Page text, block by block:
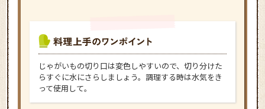
じゃがいもの切り口は変色しやすいので、切り分けた
らすぐに水にさらしましょう。調理する時は水気をき
って使用して。